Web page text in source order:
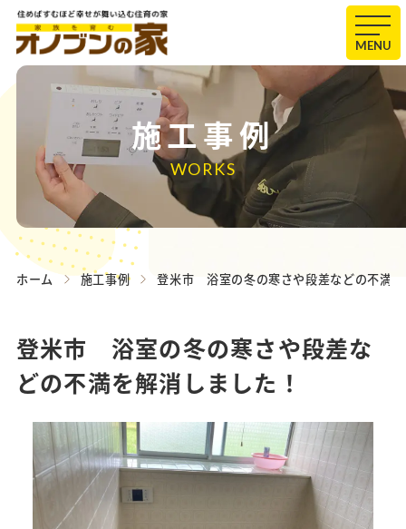
MENU
施工事例
WORKS
ホーム 施工事例 登米市 浴室の冬の寒さや段差などの不満
登米市 浴室の冬の寒さや段差な
どの不満を解消しました！